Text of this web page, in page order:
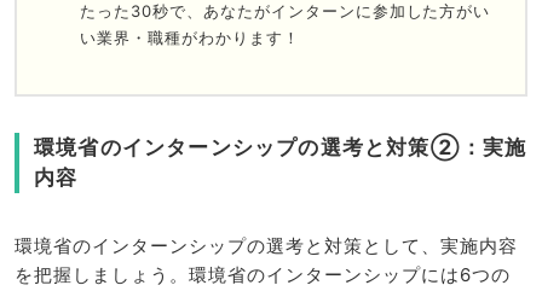
たった30秒で、あなたがインターンに参加した方がい
い業界・職種がわかります！
環境省のインターンシップの選考と対策②：実施
内容
環境省のインターンシップの選考と対策として、実施内容
を把握しましょう。環境省のインターンシップには6つの